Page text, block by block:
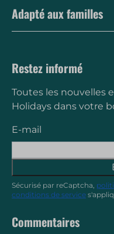
Adapté aux familles
Restez informé
Toutes les nouvelles
Holidays dans votre
E-mail
Sécurisé par reCaptcha,
conditions de service
Commentaires